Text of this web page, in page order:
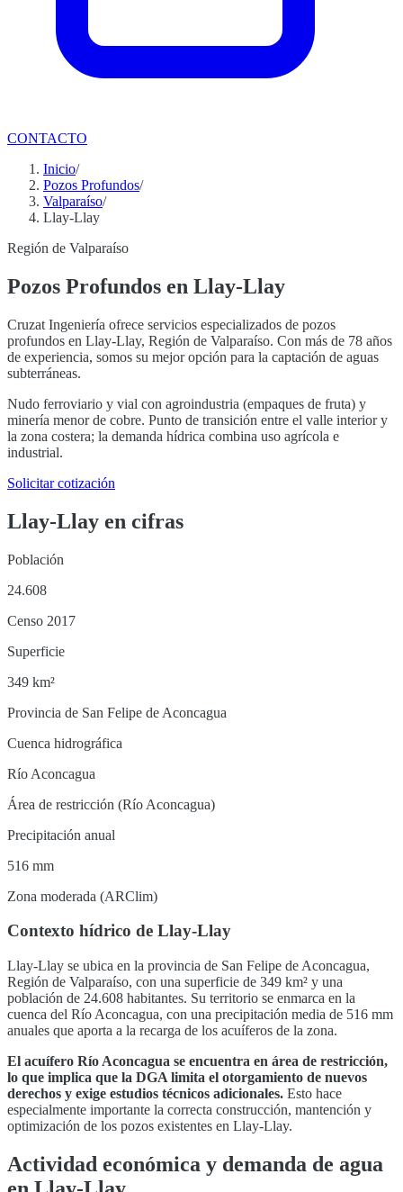
CONTACTO
Inicio/
Pozos Profundos/
Valparaíso/
Llay-Llay
Región de Valparaíso
Pozos Profundos en Llay-Llay
Cruzat Ingeniería ofrece servicios especializados de pozos
profundos en Llay-Llay, Región de Valparaíso. Con más de 78 años
de experiencia, somos su mejor opción para la captación de aguas
subterráneas.
Nudo ferroviario y vial con agroindustria (empaques de fruta) y
minería menor de cobre. Punto de transición entre el valle interior y
la zona costera; la demanda hídrica combina uso agrícola e
industrial.
Solicitar cotización
Llay-Llay en cifras
Población
24.608
Censo 2017
Superficie
349 km²
Provincia de San Felipe de Aconcagua
Cuenca hidrográfica
Río Aconcagua
Área de restricción (Río Aconcagua)
Precipitación anual
516 mm
Zona moderada (ARClim)
Contexto hídrico de Llay-Llay
Llay-Llay se ubica en la provincia de San Felipe de Aconcagua,
Región de Valparaíso, con una superficie de 349 km² y una
población de 24.608 habitantes. Su territorio se enmarca en la
cuenca del Río Aconcagua, con una precipitación media de 516 mm
anuales que aporta a la recarga de los acuíferos de la zona.
El acuífero Río Aconcagua se encuentra en área de restricción,
lo que implica que la DGA limita el otorgamiento de nuevos
derechos y exige estudios técnicos adicionales. Esto hace
especialmente importante la correcta construcción, mantención y
optimización de los pozos existentes en Llay-Llay.
Actividad económica y demanda de agua